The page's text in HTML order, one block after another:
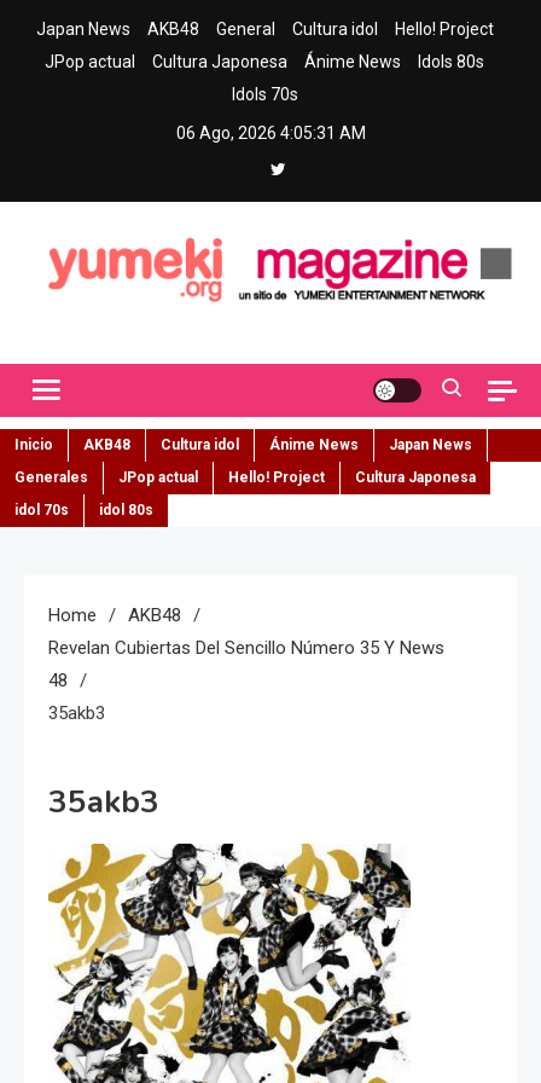
Japan News AKB48 General Cultura idol
Hello! Project
JPop actual
Cultura Japonesa Ánime News
Idols 80s
Idols 70s
06 Ago, 2026 4:05:32 AM
Inicio AKB48 Cultura idol Ánime News
Japan News
Generales
JPop actual Hello! Project
Cultura Japonesa
idol 70s
idol 80s
Home
AKB48
Revelan Cubiertas Del Sencillo Número 35 Y News
48
35akb3
35akb3